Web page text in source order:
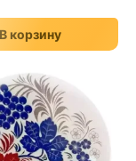
В корзину